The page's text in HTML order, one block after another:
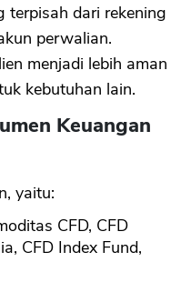
terpisah dari rekening
perwalian.
menjadi lebih aman
kebutuhan lain.
Keuangan
yaitu:
CFD, CFD
CFD Index Fund,